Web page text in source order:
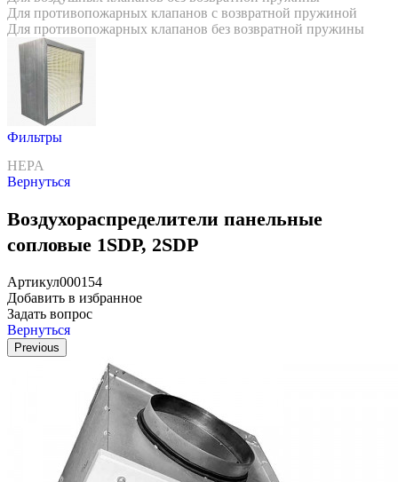
Для противопожарных клапанов с возвратной пружиной
Для противопожарных клапанов без возвратной пружины
Фильтры
HEPA
Вернуться
Воздухораспределители панельные
сопловые 1SDP, 2SDP
Артикул000154
Добавить в избранное
Задать вопрос
Вернуться
Previous